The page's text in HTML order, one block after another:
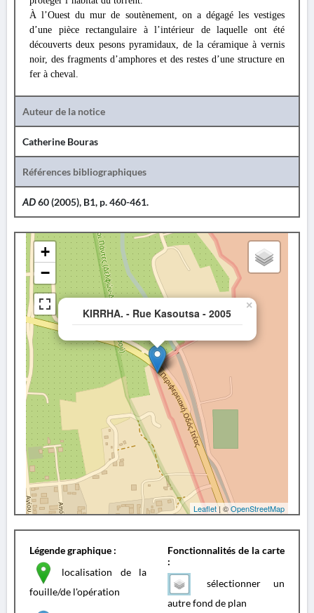
À l’Ouest du mur de soutènement, on a dégagé les vestiges
d’une pièce rectangulaire à l’intérieur de laquelle ont été
découverts deux pesons pyramidaux, de la céramique à vernis
noir, des fragments d’amphores et des restes d’une structure en
fer à cheval.
Auteur de la notice
Catherine Bouras
Références bibliographiques
AD60 (2005), B1, p. 460-461.
KIRRHA. - Rue Kasoutsa - 2005
×
+
−
Leaflet| ©OpenStreetMap
Légende graphique :
localisation de la
fouille/de l'opération
Fonctionnalités de la carte
:
sélectionner un
autre fond de plan